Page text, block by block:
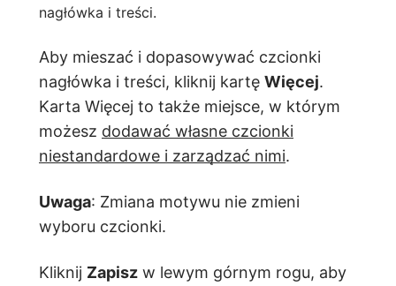
nagłówka i treści.
Aby mieszać i dopasowywać czcionki
nagłówka i treści, kliknij kartę Więcej.
Karta Więcej to także miejsce, w którym
możesz dodawać własne czcionki
niestandardowe i zarządzać nimi.
Uwaga: Zmiana motywu nie zmieni
wyboru czcionki.
Kliknij Zapisz w lewym górnym rogu, aby